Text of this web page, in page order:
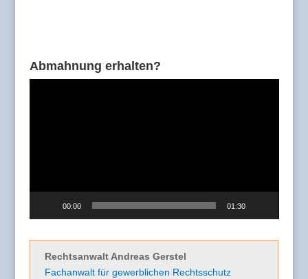
Abmahnung erhalten?
00:00 01:30
Rechtsanwalt Andreas Gerstel
Fachanwalt für gewerblichen Rechtsschutz